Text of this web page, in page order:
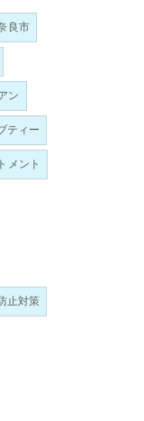
良市
ン
ティー
メント
止対策